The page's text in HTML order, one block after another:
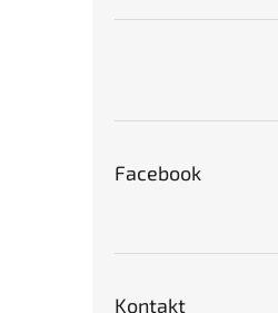
Facebook
Kontakt